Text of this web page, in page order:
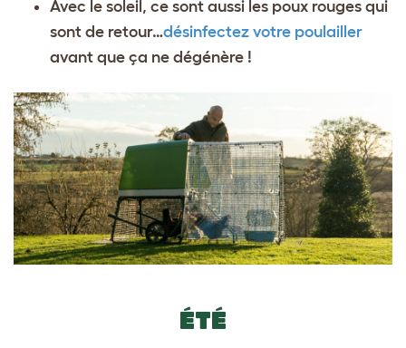
Avec le soleil, ce sont aussi les poux rouges qui
sont de retour…désinfectez votre poulailler
avant que ça ne dégénère !
ÉTÉ